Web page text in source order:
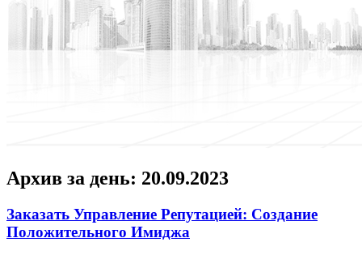
Архив за день: 20.09.2023
Заказать Управление Репутацией: Создание
Положительного Имиджа